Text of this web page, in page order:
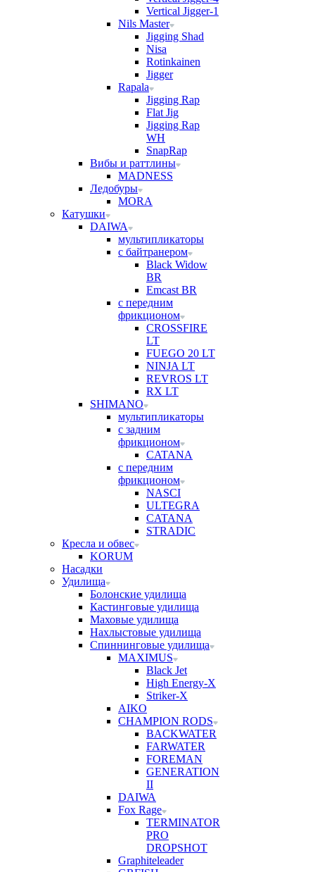
Vertical Jigger-1
Nils Master
Jigging Shad
Nisa
Rotinkainen
Jigger
Rapala
Jigging Rap
Flat Jig
Jigging Rap
WH
SnapRap
Вибы и раттлины
MADNESS
Ледобуры
MORA
Катушки
DAIWA
мультипликаторы
с байтранером
Black Widow
BR
Emcast BR
с передним
фрикционом
CROSSFIRE
LT
FUEGO 20 LT
NINJA LT
REVROS LT
RX LT
SHIMANO
мультипликаторы
с задним
фрикционом
CATANA
с передним
фрикционом
NASCI
ULTEGRA
CATANA
STRADIC
Кресла и обвес
KORUM
Насадки
Удилища
Болонские удилища
Кастинговые удилища
Маховые удилища
Нахлыстовые удилища
Спиннинговые удилища
MAXIMUS
Black Jet
High Energy-X
Striker-X
AIKO
CHAMPION RODS
BACKWATER
FARWATER
FOREMAN
GENERATION
II
DAIWA
Fox Rage
TERMINATOR
PRO
DROPSHOT
Graphiteleader